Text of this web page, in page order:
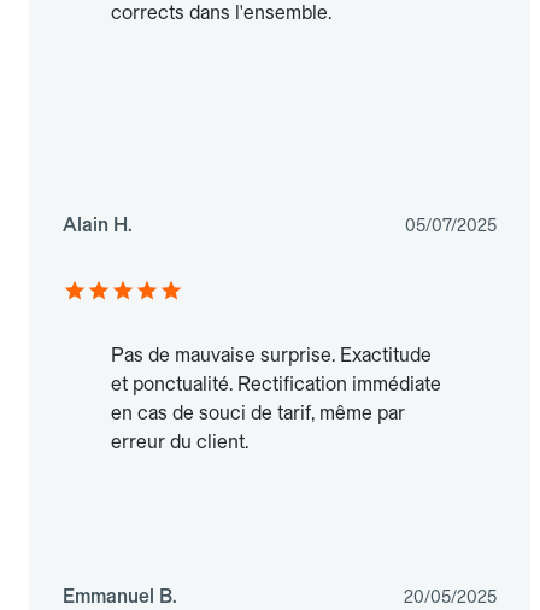
corrects dans l'ensemble.
Alain H. 05/07/2025
Pas de mauvaise surprise. Exactitude
et ponctualité. Rectification immédiate
en cas de souci de tarif, même par
erreur du client.
Emmanuel B. 20/05/2025